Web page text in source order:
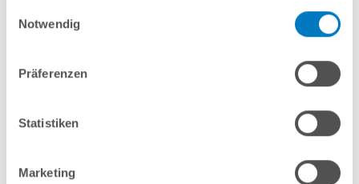
Notwendig
Präferenzen
Statistiken
Marketing
Vergleichen Merken
info(at)poolsana.de Anfrageformular